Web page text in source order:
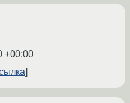
+00:00